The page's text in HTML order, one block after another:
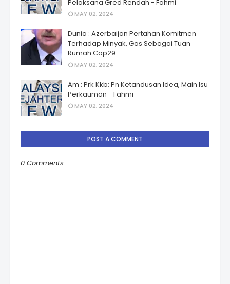
Pelaksana Gred Rendah - Fahmi
MAY 02, 2024
Dunia : Azerbaijan Pertahan Komitmen
Terhadap Minyak, Gas Sebagai Tuan
Rumah Cop29
MAY 02, 2024
Am : Prk Kkb: Pn Ketandusan Idea, Main Isu
Perkauman - Fahmi
MAY 02, 2024
POST A COMMENT
0 Comments